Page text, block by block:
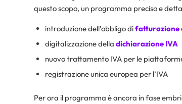
questo scopo, un programma preciso e
introduzione dell’obbligo difatturazione
digitalizzazione della dichiarazione IVA
nuovo trattamento IVA per le
registrazione unica europea per l’IVA
Per ora il programma è ancora in fase